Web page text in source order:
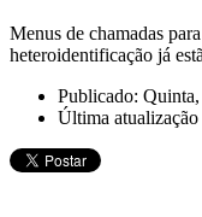
Menus de chamadas
heteroidentificação já
Publicado:
Última